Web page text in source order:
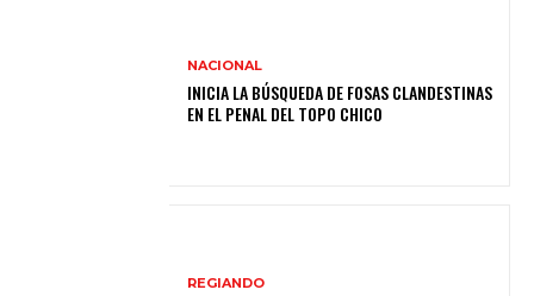
NACIONAL
INICIA LA BÚSQUEDA DE FOSAS CLANDESTINAS
EN EL PENAL DEL TOPO CHICO
REGIANDO